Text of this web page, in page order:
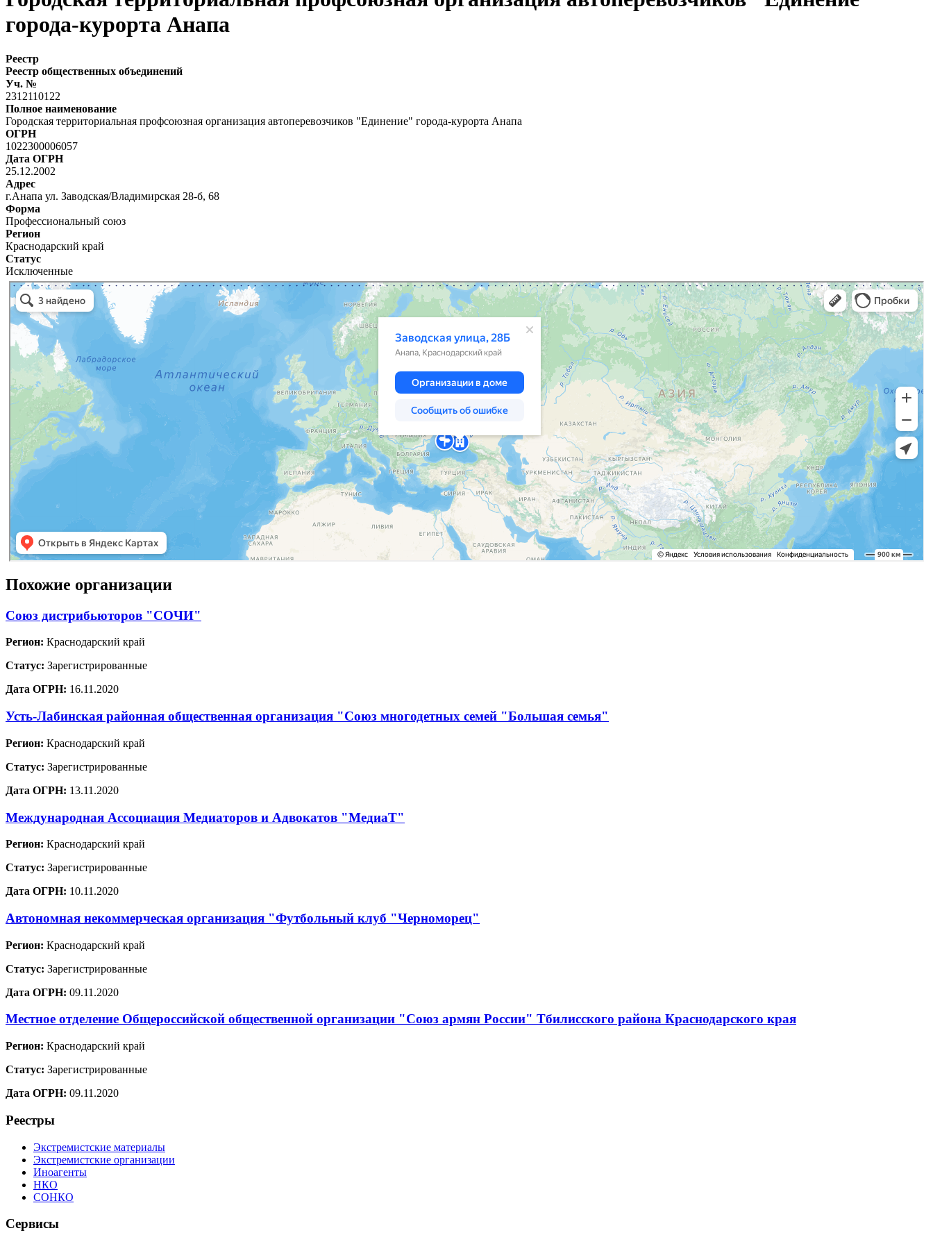
города-курорта Анапа
Реестр
Реестр общественных объединений
Уч. №
2312110122
Полное наименование
Городская территориальная профсоюзная организация автоперевозчиков "Единение" города-курорта Анапа
ОГРН
1022300006057
Дата ОГРН
25.12.2002
Адрес
г.Анапа ул. Заводская/Владимирская 28-б, 68
Форма
Профессиональный союз
Регион
Краснодарский край
Статус
Исключенные
Похожие организации
Союз дистрибьюторов "СОЧИ"
Регион: Краснодарский край
Статус: Зарегистрированные
Дата ОГРН: 16.11.2020
Усть-Лабинская районная общественная организация "Союз многодетных семей "Большая семья"
Регион: Краснодарский край
Статус: Зарегистрированные
Дата ОГРН: 13.11.2020
Международная Ассоциация Медиаторов и Адвокатов "МедиаТ"
Регион: Краснодарский край
Статус: Зарегистрированные
Дата ОГРН: 10.11.2020
Автономная некоммерческая организация "Футбольный клуб "Черноморец"
Регион: Краснодарский край
Статус: Зарегистрированные
Дата ОГРН: 09.11.2020
Местное отделение Общероссийской общественной организации "Союз армян России" Тбилисского района Краснодарского края
Регион: Краснодарский край
Статус: Зарегистрированные
Дата ОГРН: 09.11.2020
Реестры
Экстремистские материалы
Экстремистские организации
Иноагенты
НКО
СОНКО
Сервисы